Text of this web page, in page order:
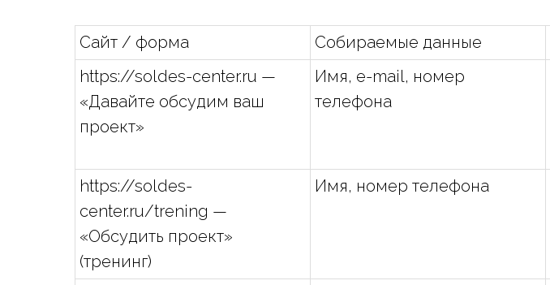
Сайт / форма Собираемые данные
https://soldes-center.ru —
«Давайте обсудим ваш
проект»
Имя, e-mail, номер
телефона
https://soldes-
center.ru/trening —
«Обсудить проект»
(тренинг)
Имя, номер телефона